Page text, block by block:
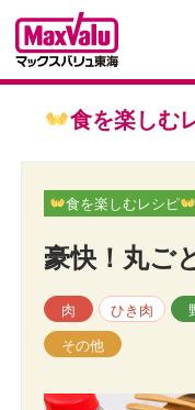
食を楽しむ
食を楽しむレシピ
豪快！丸ご
肉 ひき肉
その他